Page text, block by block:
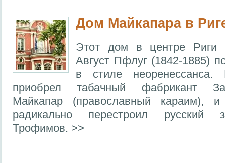
Дом Майкапара в
Этот дом в центре Риги
Август Пфлуг (1842-1885)
в стиле
приобрел табачный фабрикант
Майкапар (православный караим),
радикально перестроил русский
Трофимов. >>